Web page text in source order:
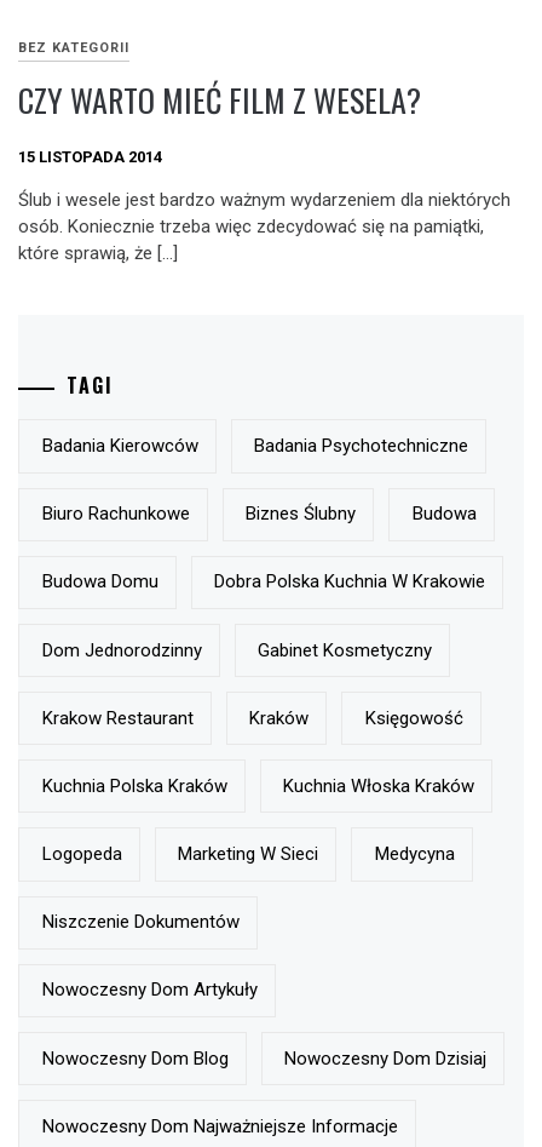
BEZ KATEGORII
CZY WARTO MIEĆ FILM Z WESELA?
15 LISTOPADA 2014
Ślub i wesele jest bardzo ważnym wydarzeniem dla niektórych
osób. Koniecznie trzeba więc zdecydować się na pamiątki,
które sprawią, że […]
TAGI
Badania Kierowców Badania Psychotechniczne
Biuro Rachunkowe Biznes Ślubny Budowa
Budowa Domu Dobra Polska Kuchnia W Krakowie
Dom Jednorodzinny Gabinet Kosmetyczny
Krakow Restaurant Kraków Księgowość
Kuchnia Polska Kraków Kuchnia Włoska Kraków
Logopeda Marketing W Sieci Medycyna
Niszczenie Dokumentów
Nowoczesny Dom Artykuły
Nowoczesny Dom Blog Nowoczesny Dom Dzisiaj
Nowoczesny Dom Najważniejsze Informacje